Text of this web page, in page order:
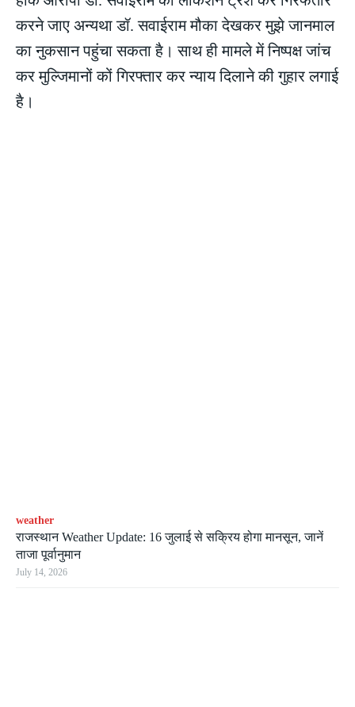
करने जाए अन्यथा डॉ. सवाईराम मौका देखकर मुझे जानमाल
का नुकसान पहुंचा सकता है। साथ ही मामले में निष्पक्ष जांच
कर मुल्जिमानों कों गिरफ्तार कर न्याय दिलाने की गुहार लगाई
है।
weather
राजस्थान Weather Update: 16 जुलाई से सक्रिय होगा मानसून, जानें
ताजा पूर्वानुमान
July 14, 2026